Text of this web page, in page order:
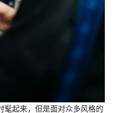
髦起来，但是面对众多风格的